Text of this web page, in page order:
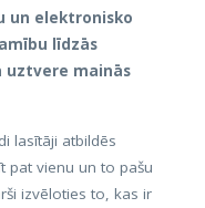
un elektronisko
līdzās
uztvere mainās
lasītāji atbildēs
pat vienu un to pašu
izvēloties to, kas ir